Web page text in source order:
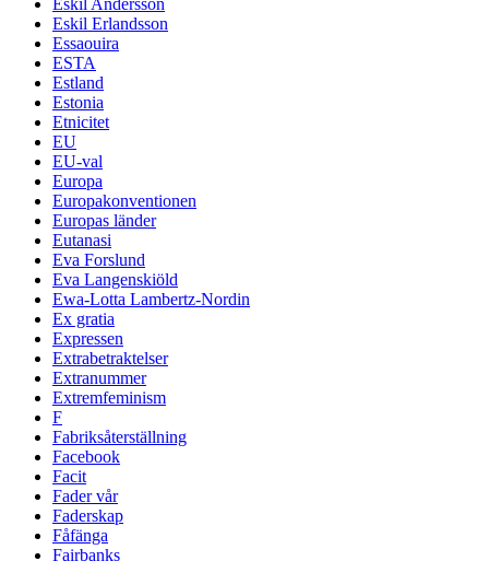
Eskil Erlandsson
Essaouira
ESTA
Estland
Estonia
Etnicitet
EU
EU-val
Europa
Europakonventionen
Europas länder
Eutanasi
Eva Forslund
Eva Langenskiöld
Ewa-Lotta Lambertz-Nordin
Ex gratia
Expressen
Extrabetraktelser
Extranummer
Extremfeminism
F
Fabriksåterställning
Facebook
Facit
Fader vår
Faderskap
Fåfänga
Fairbanks